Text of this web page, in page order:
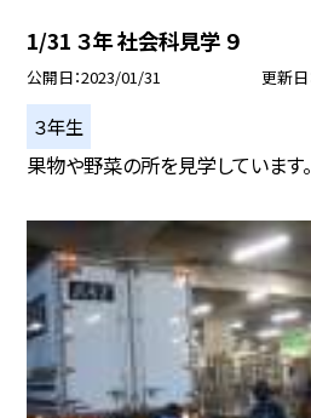
1/31 ３年 社会科見学 ９
公開日 2023/01/31 更新日
３年生
果物や野菜の所を見学しています。